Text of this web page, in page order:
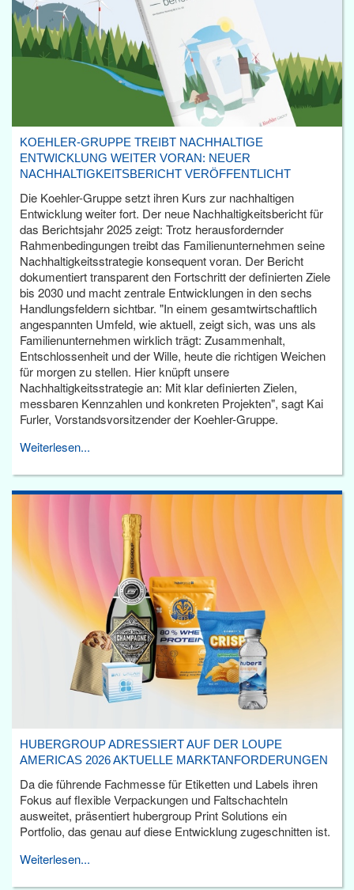
KOEHLER-GRUPPE TREIBT NACHHALTIGE
ENTWICKLUNG WEITER VORAN: NEUER
NACHHALTIGKEITSBERICHT VERÖFFENTLICHT
Die Koehler-Gruppe setzt ihren Kurs zur nachhaltigen
Entwicklung weiter fort. Der neue Nachhaltigkeitsbericht für
das Berichtsjahr 2025 zeigt: Trotz herausfordernder
Rahmenbedingungen treibt das Familienunternehmen seine
Nachhaltigkeitsstrategie konsequent voran. Der Bericht
dokumentiert transparent den Fortschritt der definierten Ziele
bis 2030 und macht zentrale Entwicklungen in den sechs
Handlungsfeldern sichtbar. "In einem gesamtwirtschaftlich
angespannten Umfeld, wie aktuell, zeigt sich, was uns als
Familienunternehmen wirklich trägt: Zusammenhalt,
Entschlossenheit und der Wille, heute die richtigen Weichen
für morgen zu stellen. Hier knüpft unsere
Nachhaltigkeitsstrategie an: Mit klar definierten Zielen,
messbaren Kennzahlen und konkreten Projekten", sagt Kai
Furler, Vorstandsvorsitzender der Koehler-Gruppe.
Weiterlesen...
HUBERGROUP ADRESSIERT AUF DER LOUPE
AMERICAS 2026 AKTUELLE MARKTANFORDERUNGEN
Da die führende Fachmesse für Etiketten und Labels ihren
Fokus auf flexible Verpackungen und Faltschachteln
ausweitet, präsentiert hubergroup Print Solutions ein
Portfolio, das genau auf diese Entwicklung zugeschnitten ist.
Weiterlesen...